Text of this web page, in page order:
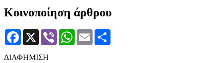
Κοινοποίηση άρθρου
Facebook
X Viber WhatsApp
Email
ΔΙΑΦΗΜΙΣΗ